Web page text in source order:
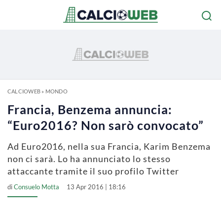
CALCIOWEB» MONDO
Francia, Benzema annuncia:
“Euro2016? Non sarò convocato”
Ad Euro2016, nella sua Francia, Karim Benzema
non ci sarà. Lo ha annunciato lo stesso
attaccante tramite il suo profilo Twitter
diConsuelo Motta 13 Apr 2016 | 18:16